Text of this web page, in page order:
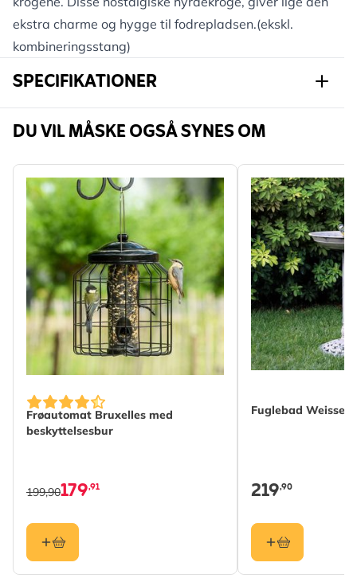
ekstra charme og hygge til fodrepladsen.(ekskl.
kombineringsstang)
SPECIFIKATIONER
Varenummer 940130119
Bredde 309 mm
Højde 611 mm
Længde 64 mm
Vægt 0.551 kg
Farve Grøn
Materiale
Læs mere
DU VIL MÅSKE OGSÅ SYNES OM
Frøautomat Bruxelles med
beskyttelsesbur
179,91
199,90
Fuglebad
219,90